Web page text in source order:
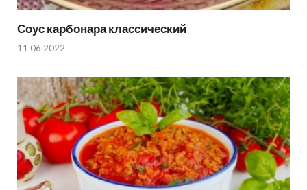
Соус карбонара классический
11.06.2022